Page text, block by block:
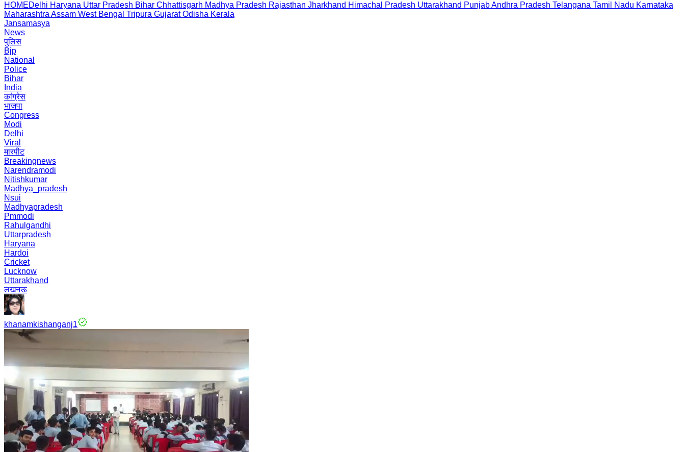
HOMEDelhi Haryana Uttar Pradesh Bihar Chhattisgarh Madhya Pradesh Rajasthan Jharkhand Himachal Pradesh Uttarakhand PunjabAndhra Pradesh Telangana Tamil Nadu Karnataka
Maharashtra Assam West Bengal Tripura Gujarat Odisha Kerala
Jansamasya
News
पुलिस
Bjp
National
Police
Bihar
India
कांग्रेस
भाजपा
Congress
Modi
Delhi
Viral
मारपीट
Breakingnews
Narendramodi
Nitishkumar
Madhya_pradesh
Nsui
Madhyapradesh
Pmmodi
Rahulgandhi
Uttarpradesh
Haryana
Hardoi
Cricket
Lucknow
Uttarakhand
लखनऊ
khanamkishanganj1